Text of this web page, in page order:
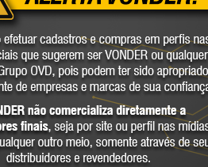
COMPARE